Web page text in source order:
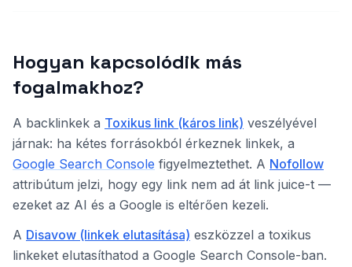
Hogyan kapcsolódik más
fogalmakhoz?
A backlinkek a Toxikus link (káros link) veszélyével
járnak: ha kétes forrásokból érkeznek linkek, a
Google Search Console figyelmeztethet. A Nofollow
attribútum jelzi, hogy egy link nem ad át link juice-t —
ezeket az AI és a Google is eltérően kezeli.
A Disavow (linkek elutasítása) eszközzel a toxikus
linkeket elutasíthatod a Google Search Console-ban.